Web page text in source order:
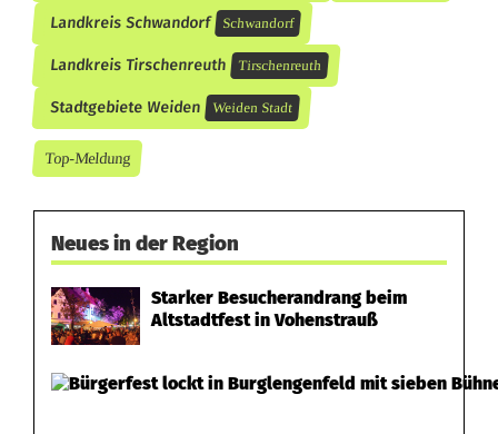
n
k
e
n
g
Landkreis Schwandorf Schwandorf
Landkreis Tirschenreuth Tirschenreuth
Stadtgebiete Weiden Weiden Stadt
Top-Meldung
Neues in der Region
Starker Besucherandrang beim
Altstadtfest in Vohenstrauß